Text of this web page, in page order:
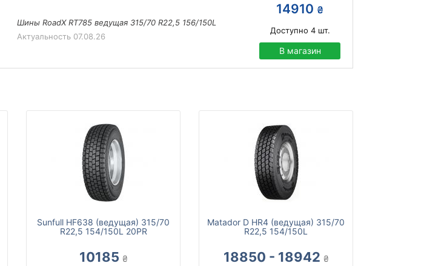
Шины RoadX RT785 ведущая 315/70 R22,5 156/150L
Актуальность 07.08.26
14910 ₴
Доступно 4шт.
В магазин
Sunfull HF638 (ведущая) 315/70
R22,5 154/150L 20PR
10185 ₴
Matador D HR4 (ведущая) 315/70
R22,5 154/150L
18850 - 18942 ₴